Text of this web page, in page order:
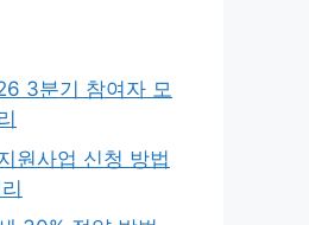
3분기 참여자 모
원사업 신청 방법